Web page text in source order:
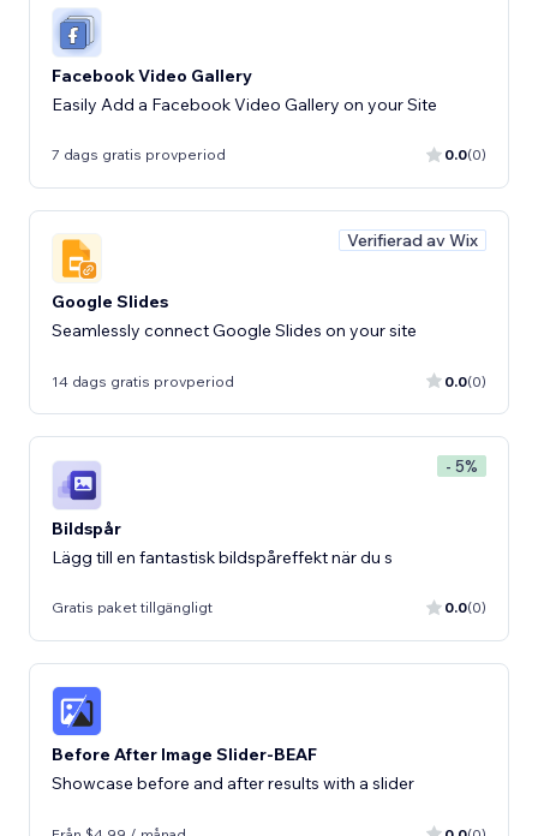
Facebook Video Gallery
Easily Add a Facebook Video Gallery on your Site
7 dags gratis provperiod 0.0(0)
Verifierad av Wix
Google Slides
Seamlessly connect Google Slides on your site
14 dags gratis provperiod 0.0(0)
- 5%
Bildspår
Lägg till en fantastisk bildspåreffekt när du s
Gratis paket tillgängligt 0.0(0)
Before After Image Slider-BEAF
Showcase before and after results with a slider